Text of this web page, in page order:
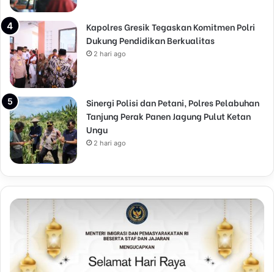
Kapolres Gresik Tegaskan Komitmen Polri
Dukung Pendidikan Berkualitas
2 hari ago
Sinergi Polisi dan Petani, Polres Pelabuhan
Tanjung Perak Panen Jagung Pulut Ketan
Ungu
2 hari ago